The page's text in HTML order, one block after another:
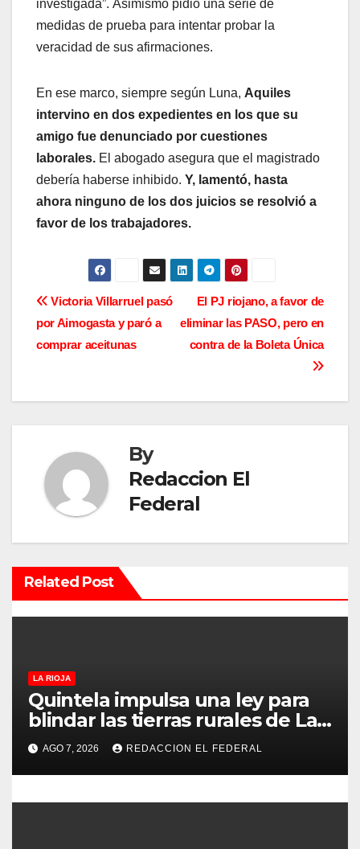
investigada”. Asimismo pidió una serie de
medidas de prueba para intentar probar la
veracidad de sus afirmaciones.
En ese marco, siempre según Luna, Aquiles
intervino en dos expedientes en los que su
amigo fue denunciado por cuestiones
laborales. El abogado asegura que el magistrado
debería haberse inhibido. Y, lamentó, hasta
ahora ninguno de los dos juicios se resolvió a
favor de los trabajadores.
N
a
e
a
c
i
ó
n
e
e
n
t
r
El PJ riojano, a favor de
eliminar las PASO, pero en
contra de la Boleta Única
Victoria Villarruel pasó
por Aimogasta y paró a
comprar aceitunas
By
Redaccion El
Federal
Related Post
LA RIOJA
Quintela impulsa una ley para
blindar las tierras rurales de La
Rioja: cuáles son los principales
puntos
AGO 7, 2026 REDACCION EL FEDERAL